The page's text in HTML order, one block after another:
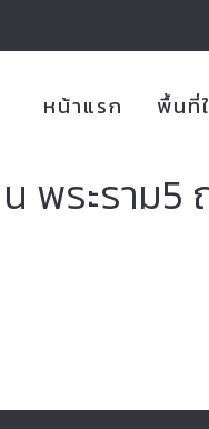
หน้าแรก พื้นที่
พระราม